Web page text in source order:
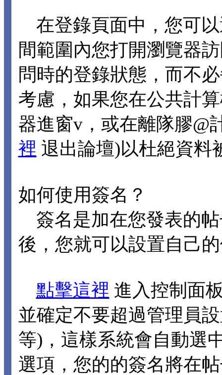
在登錄頁面中，您可以
間範圍內您打開瀏覽器
問時的登錄狀態，而不
考慮，如果您在公共計
器進窗v，或在離隊膠@
裡 退出論壇)以杜絕資料
如何使用簽名？
簽名是加在您發表的
後，您就可以設置自己
點擊這裡 進入控制面
並確定不要超過管理員
等)，這樣系統會自動選
選項，您的的簽名將在